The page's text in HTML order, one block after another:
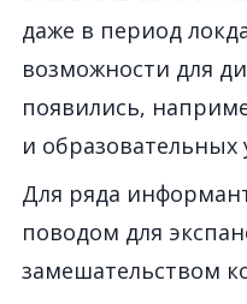
даже в период
возможности для
появились,
и образовательных
Для ряда
поводом для
замешательством